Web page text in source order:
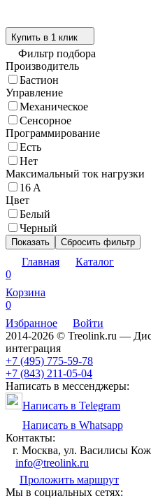
Купить в 1 клик
Фильтр подбора
Производитель
Бастион
Управление
Механическое
Сенсорное
Программирование
Есть
Нет
Максимальный ток нагрузки
16 A
Цвет
Белый
Черный
Показать Сбросить фильтр
Главная
Каталог
0
Корзина
0
Избранное
Войти
2014-2026 © Treolink.ru —
интеграция
+7 (495) 775-59-78
+7 (843) 211-05-04
Написать в мессенджеры:
Написать в Telegram
Написать в Whatsapp
Контакты:
г. Москва, ул. Василисы
info@treolink.ru
Проложить маршрут
Мы в социальных сетях: